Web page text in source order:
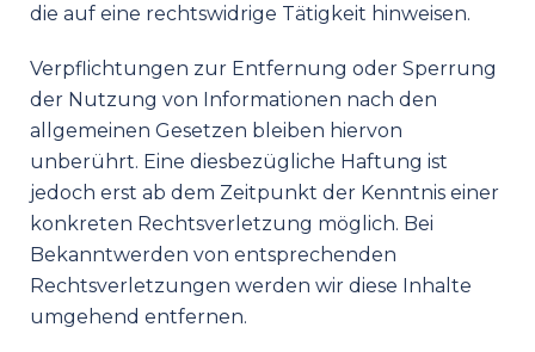
die auf eine rechtswidrige Tätigkeit hinweisen.
Verpflichtungen zur Entfernung oder Sperrung
der Nutzung von Informationen nach den
allgemeinen Gesetzen bleiben hiervon
unberührt. Eine diesbezügliche Haftung ist
jedoch erst ab dem Zeitpunkt der Kenntnis einer
konkreten Rechtsverletzung möglich. Bei
Bekanntwerden von entsprechenden
Rechtsverletzungen werden wir diese Inhalte
umgehend entfernen.